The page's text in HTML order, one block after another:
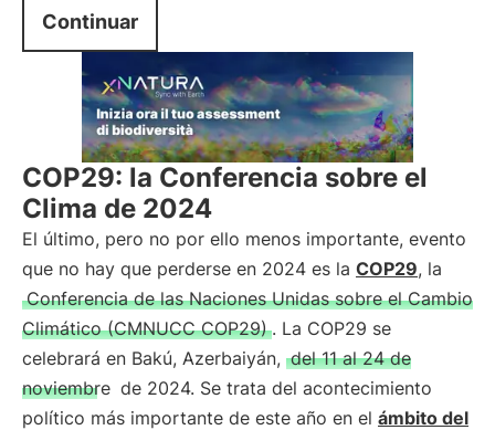
Continuar
COP29: la Conferencia sobre el
Clima de 2024
El último, pero no por ello menos importante, evento
que no hay que perderse en 2024 es la COP29, la
Conferencia de las Naciones Unidas sobre el Cambio
Climático (CMNUCC COP29) . La COP29 se
celebrará en Bakú, Azerbaiyán, del 11 al 24 de
noviembre de 2024. Se trata del acontecimiento
político más importante de este año en el ámbito del